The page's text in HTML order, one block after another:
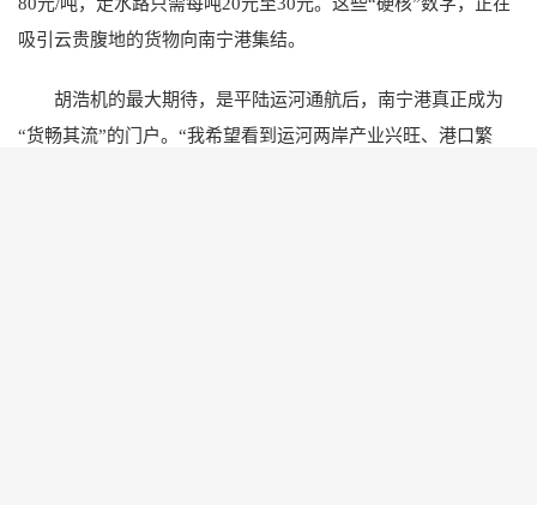
吸引云贵腹地的货物向南宁港集结。
胡浩机的最大期待，是平陆运河通航后，南宁港真正成为
“货畅其流”的门户。“我希望看到运河两岸产业兴旺、港口繁